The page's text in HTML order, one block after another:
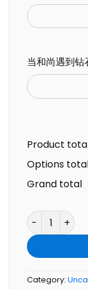
当和尚遇到钻
Product
Options
Grand total
Assorted
Category: